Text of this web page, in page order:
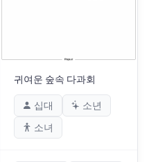
귀여운 숲속 다과회
십대
소년
소녀